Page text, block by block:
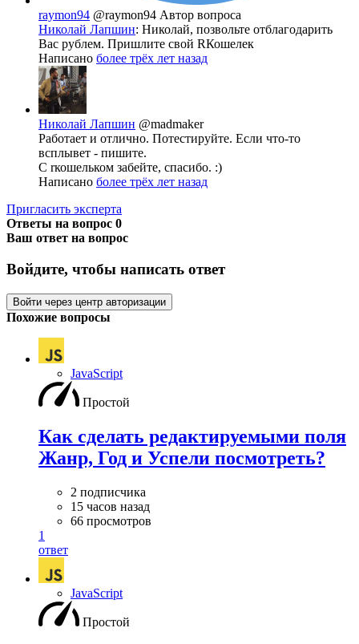
raymon94 @raymon94 Автор вопроса
Николай Лапшин: Николай, позвольте отблагодарить
Вас рублем. Пришлите свой RКошелек
Написано более трёх лет назад
Николай Лапшин @madmaker
Работает и отлично. Потестируйте. Если что-то
всплывет - пишите.
С rкошельком забейте, спасибо. :)
Написано более трёх лет назад
Пригласить эксперта
Ответы на вопрос 0
Ваш ответ на вопрос
Войдите, чтобы написать ответ
Войти через центр авторизации
Похожие вопросы
JavaScript
Простой
Как сделать редактируемыми поля
Жанр, Год и Успели посмотреть?
2 подписчика
15 часов назад
66 просмотров
1
ответ
JavaScript
Простой